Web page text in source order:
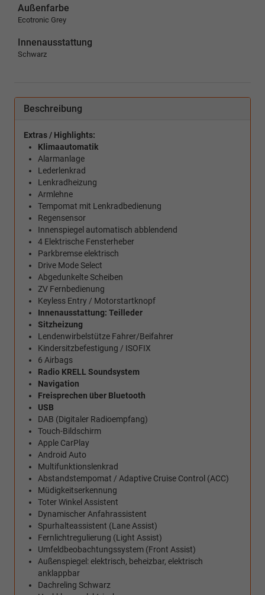
Außenfarbe
Ecotronic Grey
Innenausstattung
Schwarz
Beschreibung
Extras / Highlights:
Klimaautomatik
Alarmanlage
Lederlenkrad
Lenkradheizung
Armlehne
Tempomat mit Lenkradbedienung
Regensensor
Innenspiegel automatisch abblendend
4 Elektrische Fensterheber
Parkbremse elektrisch
Drive Mode Select
Abgedunkelte Scheiben
ZV Fernbedienung
Keyless Entry / Motorstartknopf
Innenausstattung: Teilleder
Sitzheizung
Lendenwirbelstütze Fahrer/Beifahrer
Kindersitzbefestigung / ISOFIX
6 Airbags
Radio KRELL Soundsystem
Navigation
Freisprechen über Bluetooth
USB
DAB (Digitaler Radioempfang)
Touch-Bildschirm
Apple CarPlay
Android Auto
Multifunktionslenkrad
Abstandstempomat / Adaptive Cruise Control (ACC)
Müdigkeitserkennung
Toter Winkel Assistent
Dynamischer Anfahrassistent
Spurhalteassistent (Lane Assist)
Fernlichtregulierung (Light Assist)
Umfeldbeobachtungssystem (Front Assist)
Außenspiegel: elektrisch, beheizbar, elektrisch
anklappbar
Dachreling Schwarz